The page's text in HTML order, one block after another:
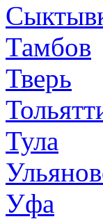
Тамбов
Тверь
Тула
Уфа